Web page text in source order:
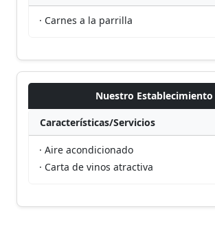
· Carnes a la parrilla
Nuestro Establecimiento
Características/Servicios
· Aire acondicionado
· Carta de vinos atractiva